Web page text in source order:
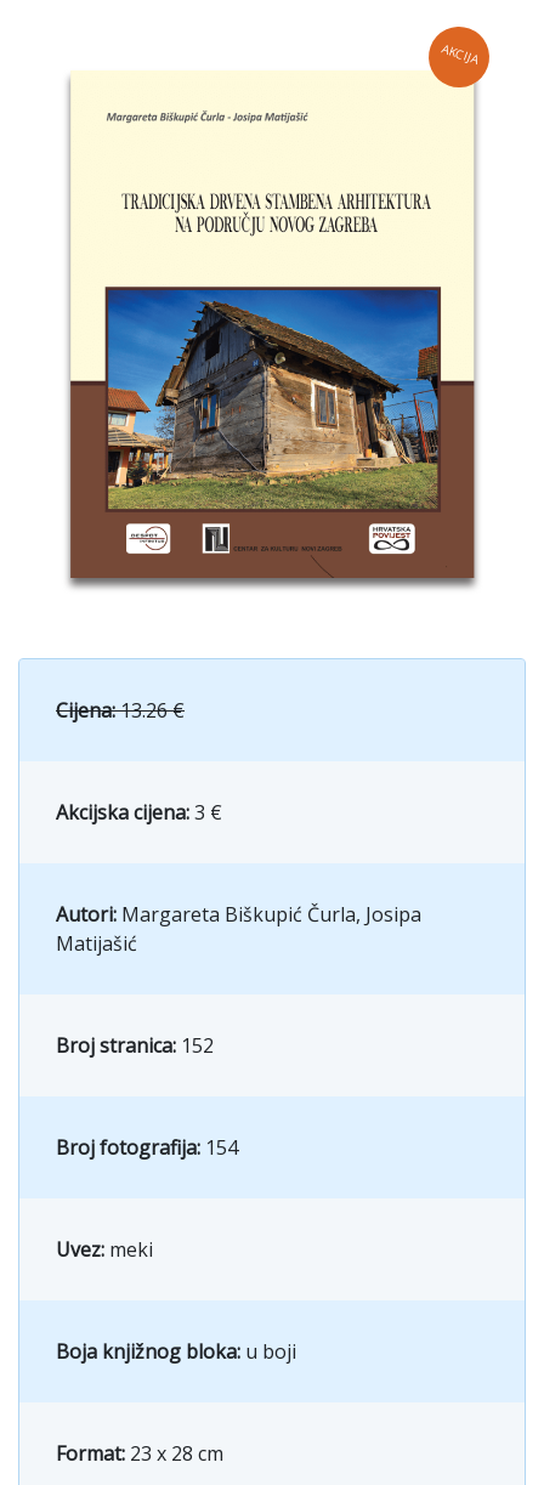
AKCIJA
Cijena:13.26 €
Akcijska cijena:3 €
Autori: Margareta Biškupić Čurla, Josipa
Matijašić
Broj stranica: 152
Broj fotografija: 154
Uvez: meki
Boja knjižnog bloka: u boji
Format: 23 x 28 cm